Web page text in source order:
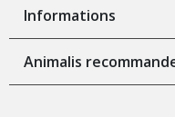
Informations
Animalis